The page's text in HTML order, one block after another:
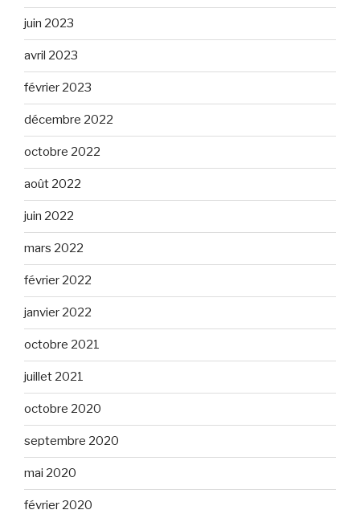
juin 2023
avril 2023
février 2023
décembre 2022
octobre 2022
août 2022
juin 2022
mars 2022
février 2022
janvier 2022
octobre 2021
juillet 2021
octobre 2020
septembre 2020
mai 2020
février 2020